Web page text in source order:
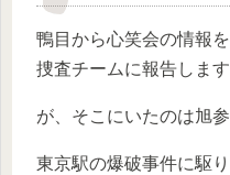
鴨目から心笑会の情報
捜査チームに報告します
が、そこにいたのは旭参
東京駅の爆破事件に駆